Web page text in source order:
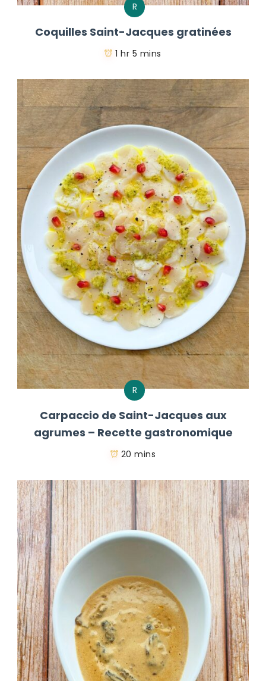
R
Coquilles Saint-Jacques gratinées
1 hr 5 mins
R
Carpaccio de Saint-Jacques aux
agrumes – Recette gastronomique
20 mins